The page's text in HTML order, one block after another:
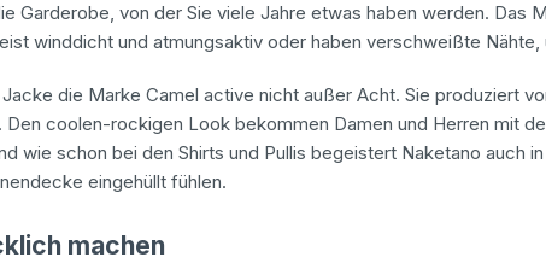
Garderobe, von der Sie viele Jahre etwas haben werden. Das
winddicht und atmungsaktiv oder haben verschweißte Nähte,
die Marke Camel active nicht außer Acht. Sie produziert
Den coolen-rockigen Look bekommen Damen und Herren mit
wie schon bei den Shirts und Pullis begeistert Naketano auch
eingehüllt fühlen.
machen